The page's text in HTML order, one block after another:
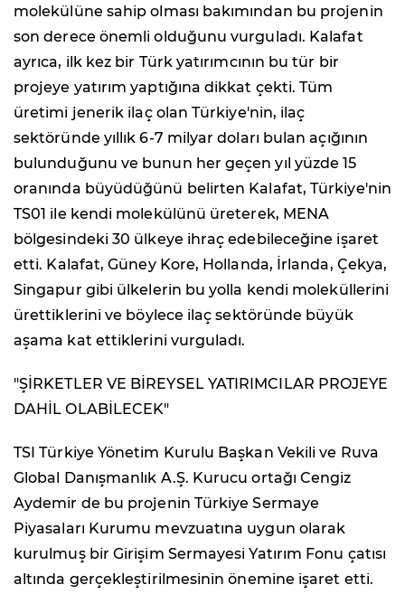
molekülüne sahip olması bakımından bu projenin
son derece önemli olduğunu vurguladı. Kalafat
ayrıca, ilk kez bir Türk yatırımcının bu tür bir
projeye yatırım yaptığına dikkat çekti. Tüm
üretimi jenerik ilaç olan Türkiye'nin, ilaç
sektöründe yıllık 6-7 milyar doları bulan açığının
bulunduğunu ve bunun her geçen yıl yüzde 15
oranında büyüdüğünü belirten Kalafat, Türkiye'nin
TS01 ile kendi molekülünü üreterek, MENA
bölgesindeki 30 ülkeye ihraç edebileceğine işaret
etti. Kalafat, Güney Kore, Hollanda, İrlanda, Çekya,
Singapur gibi ülkelerin bu yolla kendi moleküllerini
ürettiklerini ve böylece ilaç sektöründe büyük
aşama kat ettiklerini vurguladı.
"ŞİRKETLER VE BİREYSEL YATIRIMCILAR PROJEYE
DAHİL OLABİLECEK"
TSI Türkiye Yönetim Kurulu Başkan Vekili ve Ruva
Global Danışmanlık A.Ş. Kurucu ortağı Cengiz
Aydemir de bu projenin Türkiye Sermaye
Piyasaları Kurumu mevzuatına uygun olarak
kurulmuş bir Girişim Sermayesi Yatırım Fonu çatısı
altında gerçekleştirilmesinin önemine işaret etti.